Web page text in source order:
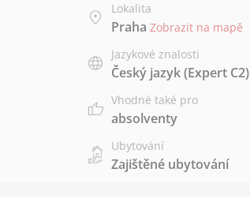
Lokalita
Praha Zobrazit na mapě
Jazykové znalosti
Český jazyk(Expert C2)
Vhodné také pro
absolventy
Ubytování
Zajištěné ubytování